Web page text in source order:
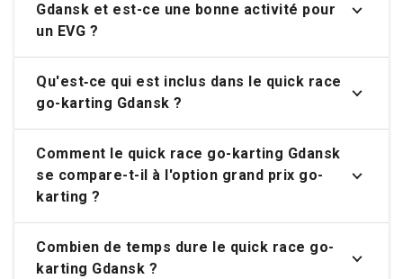
Gdansk et est-ce une bonne activité pour
un EVG ?
Qu'est‑ce qui est inclus dans le quick race
go-karting Gdansk ?
Comment le quick race go-karting Gdansk
se compare-t-il à l'option grand prix go-
karting ?
Combien de temps dure le quick race go-
karting Gdansk ?